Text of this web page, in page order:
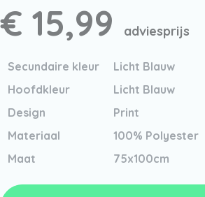
€ 15,99 adviesprijs
Secundaire kleur
Licht Blauw
Hoofdkleur
Licht Blauw
Design
Print
Materiaal
100% Polyester
Maat
75x100cm